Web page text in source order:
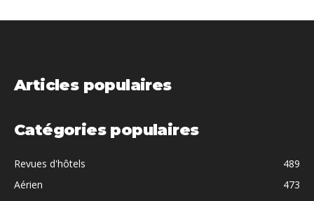
Articles populaires
Catégories populaires
Revues d'hôtels
489
Aérien
473